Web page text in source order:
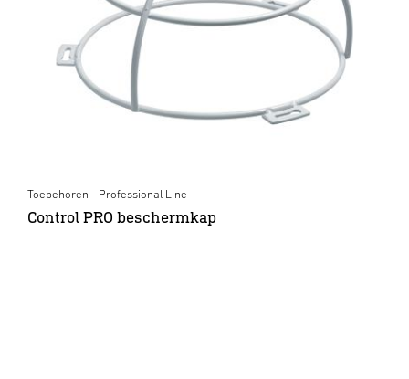
Toebehoren - Professional Line
Control PRO beschermkap